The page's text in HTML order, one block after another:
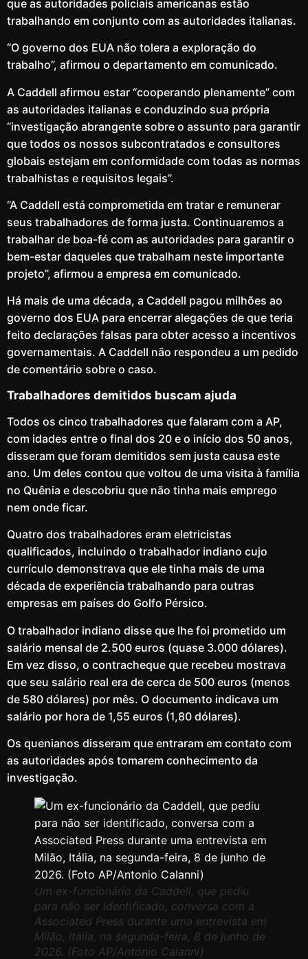
que as autoridades policiais americanas estão
trabalhando em conjunto com as autoridades italianas.
“O governo dos EUA não tolera a exploração do
trabalho”, afirmou o departamento em comunicado.
A Caddell afirmou estar “cooperando plenamente” com
as autoridades italianas e conduzindo sua própria
“investigação abrangente sobre o assunto para garantir
que todos os nossos subcontratados e consultores
globais estejam em conformidade com todas as normas
trabalhistas e requisitos legais”.
“A Caddell está comprometida em tratar e remunerar
seus trabalhadores de forma justa. Continuaremos a
trabalhar de boa-fé com as autoridades para garantir o
bem-estar daqueles que trabalham neste importante
projeto”, afirmou a empresa em comunicado.
Há mais de uma década, a Caddell pagou milhões ao
governo dos EUA para encerrar alegações de que teria
feito declarações falsas para obter acesso a incentivos
governamentais. A Caddell não respondeu a um pedido
de comentário sobre o caso.
Trabalhadores demitidos buscam ajuda
Todos os cinco trabalhadores que falaram com a AP,
com idades entre o final dos 20 e o início dos 50 anos,
disseram que foram demitidos sem justa causa este
ano. Um deles contou que voltou de uma visita à família
no Quênia e descobriu que não tinha mais emprego
nem onde ficar.
Quatro dos trabalhadores eram eletricistas
qualificados, incluindo o trabalhador indiano cujo
currículo demonstrava que ele tinha mais de uma
década de experiência trabalhando para outras
empresas em países do Golfo Pérsico.
O trabalhador indiano disse que lhe foi prometido um
salário mensal de 2.500 euros (quase 3.000 dólares).
Em vez disso, o contracheque que recebeu mostrava
que seu salário real era de cerca de 500 euros (menos
de 580 dólares) por mês. O documento indicava um
salário por hora de 1,55 euros (1,80 dólares).
Os quenianos disseram que entraram em contato com
as autoridades após tomarem conhecimento da
investigação.
Um ex-funcionário da Caddell, que pediu
para não ser identificado, conversa com a
Associated Press durante uma entrevista em
Milão, Itália, na segunda-feira, 8 de junho de
2026. (Foto AP/Antonio Calanni)